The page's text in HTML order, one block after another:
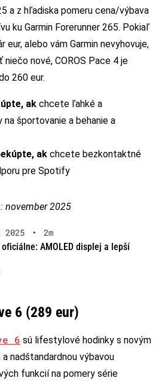
a z hľadiska pomeru cena/výbava
ku Garmin Forerunner 265. Pokiaľ
alebo vám Garmin nevyhovuje,
nové, COROS Pace 4 je
260 eur.
ak chcete ľahké a
športovanie a behanie a
ak chcete bezkontaktné
pre Spotify
november 2025
2025 •
2m
oficiálne: AMOLED displej a lepší
6 (289 eur)
6 sú lifestylové hodinky s novým
nadštandardnou výbavou
funkcií na pomery série